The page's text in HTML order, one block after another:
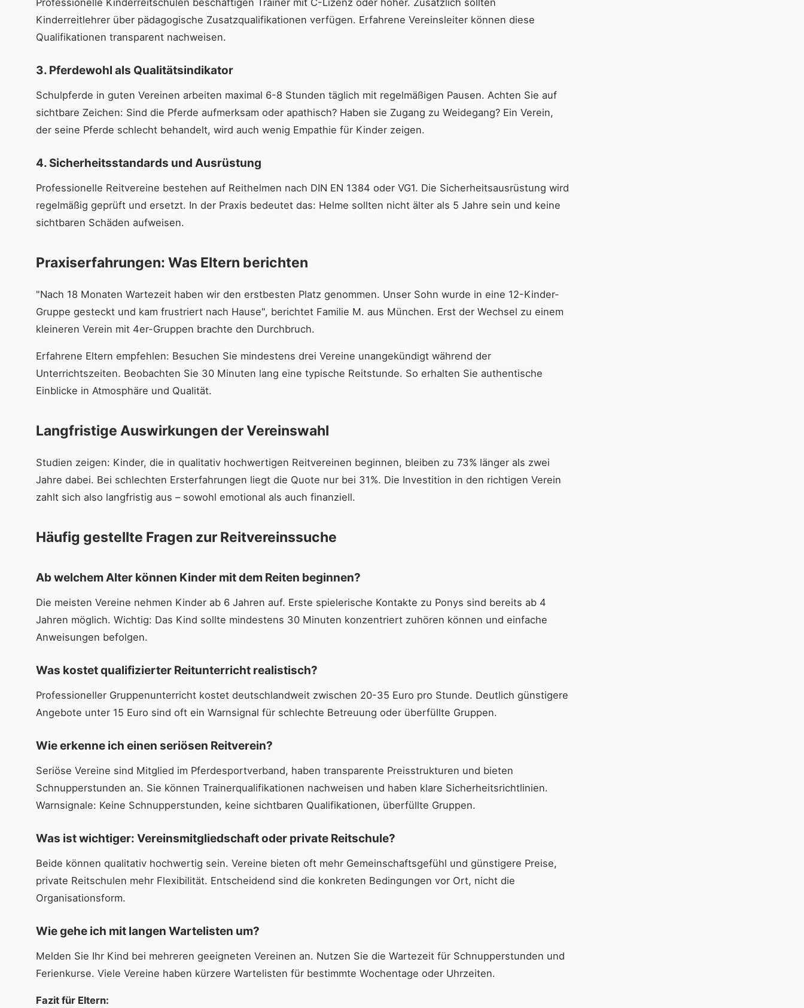
Professionelle Kinderreitschulen beschäftigen Trainer mit C-Lizenz oder höher. Zusätzlich sollten
Kinderreitlehrer über pädagogische Zusatzqualifikationen verfügen. Erfahrene Vereinsleiter können diese
Qualifikationen transparent nachweisen.
3. Pferdewohl als Qualitätsindikator
Schulpferde in guten Vereinen arbeiten maximal 6-8 Stunden täglich mit regelmäßigen Pausen. Achten Sie auf
sichtbare Zeichen: Sind die Pferde aufmerksam oder apathisch? Haben sie Zugang zu Weidegang? Ein Verein,
der seine Pferde schlecht behandelt, wird auch wenig Empathie für Kinder zeigen.
4. Sicherheitsstandards und Ausrüstung
Professionelle Reitvereine bestehen auf Reithelmen nach DIN EN 1384 oder VG1. Die Sicherheitsausrüstung wird
regelmäßig geprüft und ersetzt. In der Praxis bedeutet das: Helme sollten nicht älter als 5 Jahre sein und keine
sichtbaren Schäden aufweisen.
Praxiserfahrungen: Was Eltern berichten
"Nach 18 Monaten Wartezeit haben wir den erstbesten Platz genommen. Unser Sohn wurde in eine 12-Kinder-
Gruppe gesteckt und kam frustriert nach Hause", berichtet Familie M. aus München. Erst der Wechsel zu einem
kleineren Verein mit 4er-Gruppen brachte den Durchbruch.
Erfahrene Eltern empfehlen: Besuchen Sie mindestens drei Vereine unangekündigt während der
Unterrichtszeiten. Beobachten Sie 30 Minuten lang eine typische Reitstunde. So erhalten Sie authentische
Einblicke in Atmosphäre und Qualität.
Langfristige Auswirkungen der Vereinswahl
Studien zeigen: Kinder, die in qualitativ hochwertigen Reitvereinen beginnen, bleiben zu 73% länger als zwei
Jahre dabei. Bei schlechten Ersterfahrungen liegt die Quote nur bei 31%. Die Investition in den richtigen Verein
zahlt sich also langfristig aus – sowohl emotional als auch finanziell.
Häufig gestellte Fragen zur Reitvereinssuche
Ab welchem Alter können Kinder mit dem Reiten beginnen?
Die meisten Vereine nehmen Kinder ab 6 Jahren auf. Erste spielerische Kontakte zu Ponys sind bereits ab 4
Jahren möglich. Wichtig: Das Kind sollte mindestens 30 Minuten konzentriert zuhören können und einfache
Anweisungen befolgen.
Was kostet qualifizierter Reitunterricht realistisch?
Professioneller Gruppenunterricht kostet deutschlandweit zwischen 20-35 Euro pro Stunde. Deutlich günstigere
Angebote unter 15 Euro sind oft ein Warnsignal für schlechte Betreuung oder überfüllte Gruppen.
Wie erkenne ich einen seriösen Reitverein?
Seriöse Vereine sind Mitglied im Pferdesportverband, haben transparente Preisstrukturen und bieten
Schnupperstunden an. Sie können Trainerqualifikationen nachweisen und haben klare Sicherheitsrichtlinien.
Warnsignale: Keine Schnupperstunden, keine sichtbaren Qualifikationen, überfüllte Gruppen.
Was ist wichtiger: Vereinsmitgliedschaft oder private Reitschule?
Beide können qualitativ hochwertig sein. Vereine bieten oft mehr Gemeinschaftsgefühl und günstigere Preise,
private Reitschulen mehr Flexibilität. Entscheidend sind die konkreten Bedingungen vor Ort, nicht die
Organisationsform.
Wie gehe ich mit langen Wartelisten um?
Melden Sie Ihr Kind bei mehreren geeigneten Vereinen an. Nutzen Sie die Wartezeit für Schnupperstunden und
Ferienkurse. Viele Vereine haben kürzere Wartelisten für bestimmte Wochentage oder Uhrzeiten.
Fazit für Eltern: